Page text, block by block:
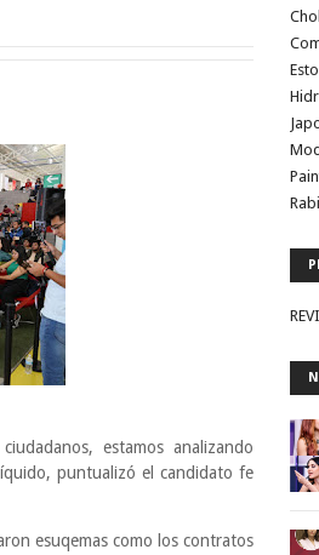
estamos analizando
puntualizó el candidato fe
esuqemas como los contratos